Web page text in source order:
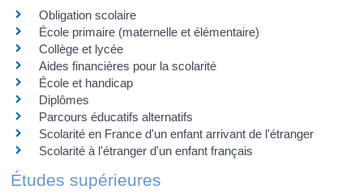
Obligation scolaire
École primaire (maternelle et élémentaire)
Collège et lycée
Aides financières pour la scolarité
École et handicap
Diplômes
Parcours éducatifs alternatifs
Scolarité en France d'un enfant arrivant de l'étranger
Scolarité à l'étranger d'un enfant français
Études supérieures